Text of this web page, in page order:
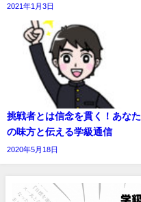
2021年1月3日
挑戦者とは信念を貫く！あなた
の味方と伝える学級通信
2020年5月18日